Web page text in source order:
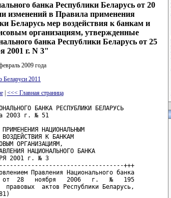
банка Республики Беларусь от 20
изменений в Правила применения
Беларусь мер воздействия к банкам и
организациям, утвержденные
банка Республики Беларусь от 25
2001 г. N 3"
2009 года
Беларуси 2011
| <<< Главная страница
БАНКА РЕСПУБЛИКИ БЕЛАРУСЬ
2003 г. № 51
НАЦИОНАЛЬНЫМ
К БАНКАМ
ОРГАНИЗАЦИЯМ,
НАЦИОНАЛЬНОГО БАНКА
2001 г. № 3
+++
Правления Национального банка
28   ноября   2006   г.   №   195
правовых  актов Республики Беларусь,